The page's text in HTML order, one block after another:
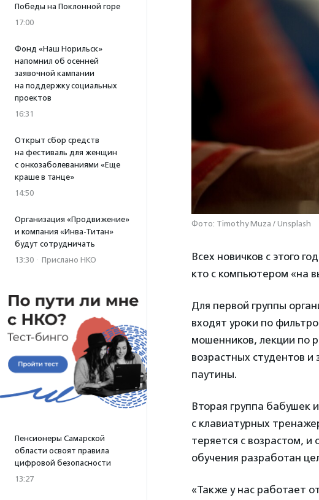
Победы на Поклонной горе
17:00
Фонд «Наш Норильск»
напомнил об осенней
заявочной кампании
на поддержку социальных
проектов
16:31
Открыт сбор средств
на фестиваль для женщин
с онкозаболеваниями «Еще
краше в танце»
14:50
Организация «Продвижение»
и компания «Инва-Титан»
будут сотрудничать
13:30 · Прислано НКО
Пенсионеры Самарской
области освоят правила
цифровой безопасности
13:27
Фото: Timothy Muza / Unsplash
Всех новичков с этого
кто с компьютером «на
Для первой группы
входят уроки по
мошенников, лекции по
возрастных студентов
паутины.
Вторая группа бабушек
с клавиатурных
теряется с возрастом, и
обучения разработан
«Также у нас работает